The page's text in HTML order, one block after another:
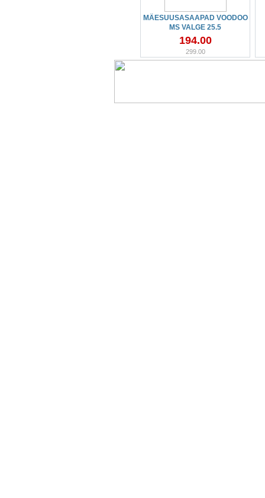
MÄESUUSASAAPAD VOODOO
MS VALGE 25.5
194.00
299.00